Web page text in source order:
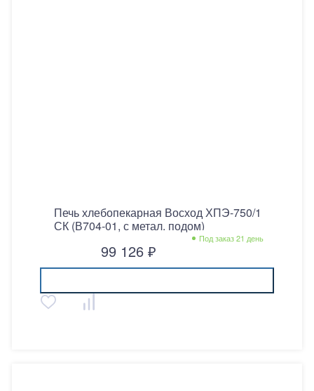
Печь хлебопекарная Восход ХПЭ-750/1
СК (В704-01, с метал. подом)
Под заказ 21 день
99 126 ₽